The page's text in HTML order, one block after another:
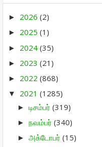
► 2026 (2)
► 2025 (1)
► 2024 (35)
► 2023 (21)
► 2022 (868)
▼ 2021 (1285)
► டிசம்பர் (319)
► நவம்பர் (340)
► அக்டோபர் (15)